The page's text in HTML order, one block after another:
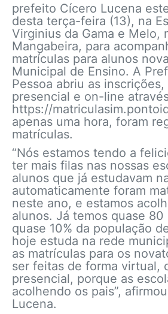
prefeito Cícero Lucena
desta terça-feira (13), na
Virginius da Gama e Melo,
Mangabeira, para
matrículas para alunos
Municipal de Ensino. A
Pessoa abriu as
presencial e on-line
https://
apenas uma hora, foram
matrículas.
“Nós estamos tendo a
ter mais filas nas nossas
alunos que já estudavam
automaticamente foram
neste ano, e estamos
alunos. Já temos quase 80
quase 10% da população
hoje estuda na rede
as matrículas para os
ser feitas de forma virtual,
presencial, porque as
acolhendo os pais”,
Lucena.